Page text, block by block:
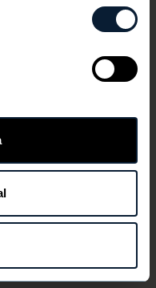
längre